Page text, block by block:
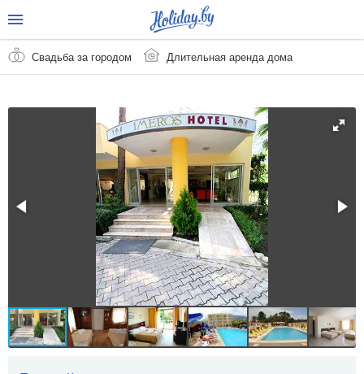
Свадьба за городом Длительная аренда дома